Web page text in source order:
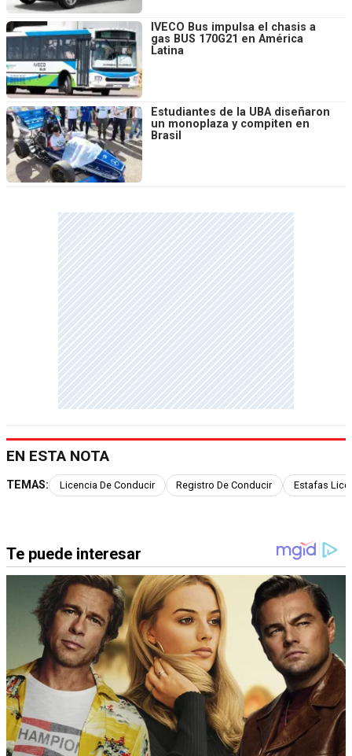
IVECO Bus impulsa el chasis a
gas BUS 170G21 en América
Latina
Estudiantes de la UBA diseñaron
un monoplaza y compiten en
Brasil
EN ESTA NOTA
TEMAS: Licencia De Conducir Registro De Conducir Estafas